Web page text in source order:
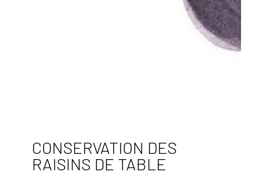
CONSERVATION DES
RAISINS DE TABLE